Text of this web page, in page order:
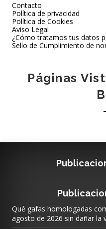
Contacto
Política de privacidad
Política de Cookies
Aviso Legal
¿Cómo tratamos tus datos
Sello de Cumplimiento de
Páginas
Qué gafas homologadas
agosto de 2026 sin dañar la